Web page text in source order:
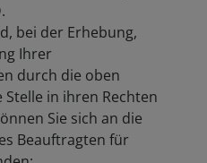
bei der Erhebung,
Ihrer
durch die oben
in ihren Rechten
Sie sich an die
Beauftragten für